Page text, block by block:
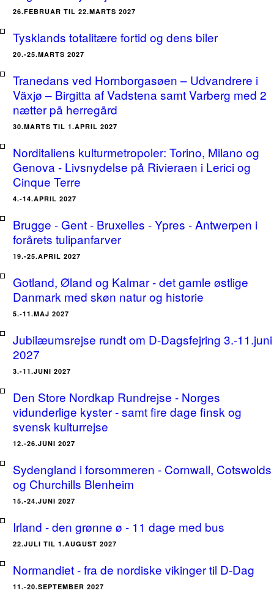
26.FEBRUAR TIL 22.MARTS 2027
Tysklands totalitære fortid og dens biler
20.-25.MARTS 2027
Tranedans ved Hornborgasøen – Udvandrere i
Växjø – Birgitta af Vadstena samt Varberg med 2
nætter på herregård
30.MARTS TIL 1.APRIL 2027
Norditaliens kulturmetropoler: Torino, Milano og
Genova - Livsnydelse på Rivieraen i Lerici og
Cinque Terre
4.-14.APRIL 2027
Brugge - Gent - Bruxelles - Ypres - Antwerpen i
forårets tulipanfarver
19.-25.APRIL 2027
Gotland, Øland og Kalmar - det gamle østlige
Danmark med skøn natur og historie
5.-11.MAJ 2027
Jubilæumsrejse rundt om D-Dagsfejring 3.-11.juni
2027
3.-11.JUNI 2027
Den Store Nordkap Rundrejse - Norges
vidunderlige kyster - samt fire dage finsk og
svensk kulturrejse
12.-26.JUNI 2027
Sydengland i forsommeren - Cornwall, Cotswolds
og Churchills Blenheim
15.-24.JUNI 2027
Irland - den grønne ø - 11 dage med bus
22.JULI TIL 1.AUGUST 2027
Normandiet - fra de nordiske vikinger til D-Dag
11.-20.SEPTEMBER 2027